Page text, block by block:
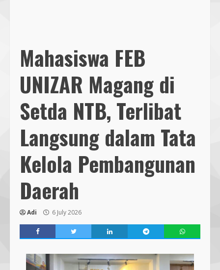
Mahasiswa FEB
UNIZAR Magang di
Setda NTB, Terlibat
Langsung dalam Tata
Kelola Pembangunan
Daerah
Adi 6 July 2026